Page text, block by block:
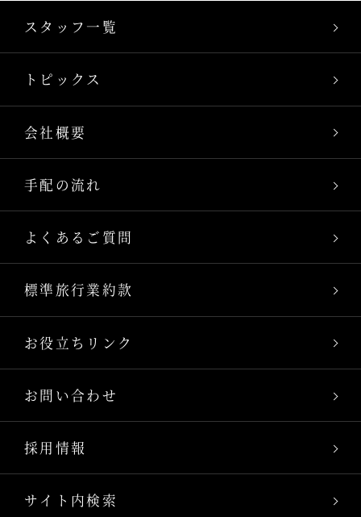
スタッフ一覧
トピックス
会社概要
手配の流れ
よくあるご質問
標準旅行業約款
お役立ちリンク
お問い合わせ
採用情報
サイト内検索